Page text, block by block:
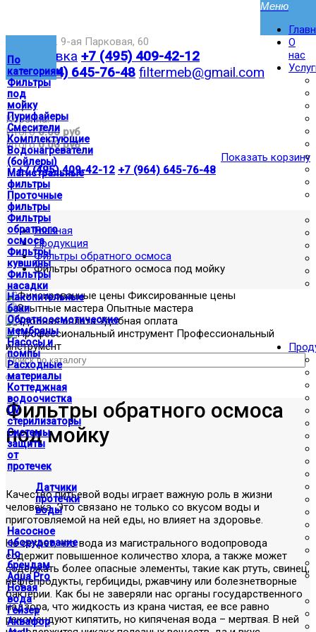
По
категориям
Фильтры
под
мойку
Пурифайеры
Смесители
Комплектующие
Водонагреватели
(бойлеры)
Магистральные
фильтры
Проточные
фильтры
Фильтры
обратного
осмоса
Фильтры
кувшины
Фильтры
насадки
Накопительные
баки
Обратноосмотические
мембраны
Насосы и
помпы
Расходные
материалы
Коттеджная
водоочистка
UV
стерилизаторы
Системы
защиты
от
протечек
Датчики
протечки
воды
Насосное
оборудование
По
брендам
Aqua Pro
Новая
вода
Гейзер
Аквафор
Москва,ул. 9-ая Парковая, 60
Доставка +7 (495) 409-42-12
+7 (964) 645-76-48 filtermeb@gmail.com
|
Корзина:
Итого0.00 руб
Итого0.00 руб
Показать корзину
| +7 (495) 409-42-12 +7 (964) 645-76-48
О
нас
Главная
Продукция
Фильтры обратного осмоса
Фильтры обратного осмоса под мойку
Фиксированные цены
Опытные мастера
Удобная оплата
Профессиональный
инструмент
Фильтры обратного осмоса
под мойку
Качество питьевой воды играет важную роль в жизни
человека. Это связано не только со вкусом воды и
приготовляемой на ней еды, но влияет на здоровье.
Не секрет, что вода из магистрального водопровода
содержит повышенное количество хлора, а также может
содержать более опасные элементы, такие как ртуть, свинец,
нефтепродукты, гербициды, ржавчину или болезнетворные
бактерии. Как бы не заверяли нас органы государственного
надзора, что жидкость из крана чистая, ее все равно
рекомендуют кипятить, но кипяченая вода – мертвая. В ней